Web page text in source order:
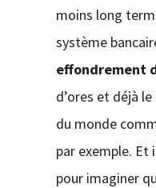
moins long
système
effondrement
d’ores et déjà
du monde
par exemple. Et
pour imaginer